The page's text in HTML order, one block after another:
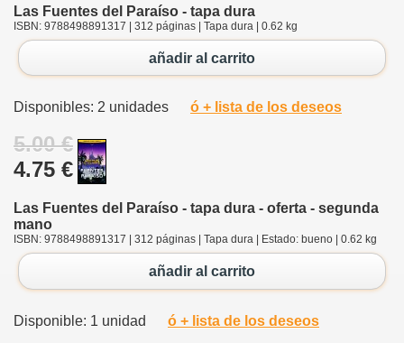
Las Fuentes del Paraíso - tapa dura
ISBN: 9788498891317 | 312 páginas | Tapa dura | 0.62 kg
añadir al carrito
Disponibles: 2 unidades ó + lista de los deseos
5.00 €
4.75 €
Las Fuentes del Paraíso - tapa dura - oferta - segunda
mano
ISBN: 9788498891317 | 312 páginas | Tapa dura | Estado: bueno | 0.62 kg
añadir al carrito
Disponible: 1 unidad ó + lista de los deseos